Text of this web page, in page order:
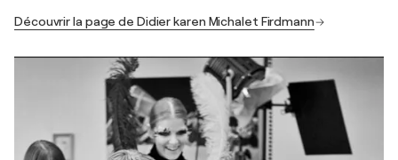
Découvrir la page de Didier karen Michalet Firdmann